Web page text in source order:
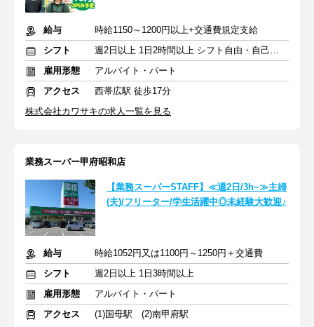
給与
時給1150～1200円以上+交通費規定支給
シフト
週2日以上 1日2時間以上 シフト自由・自己申告
雇用形態
アルバイト・パート
アクセス
西帯広駅 徒歩17分
株式会社カワサキの求人一覧を見る
業務スーパー甲府昭和店
【業務スーパーSTAFF】≪週2日/3h~≫主婦
(夫)/フリーター/学生活躍中◎未経験大歓迎♪
給与
時給1052円又は1100円～1250円＋交通費
シフト
週2日以上 1日3時間以上
雇用形態
アルバイト・パート
アクセス
(1)国母駅 (2)南甲府駅